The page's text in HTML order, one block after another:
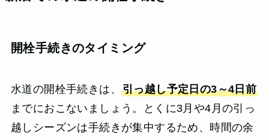
開栓手続きのタイミング
水道の開栓手続きは、 引っ越し予定日の3～4日前
までにおこないましょう。とくに3月や4月の引っ
越しシーズンは手続きが集中するため、時間の余